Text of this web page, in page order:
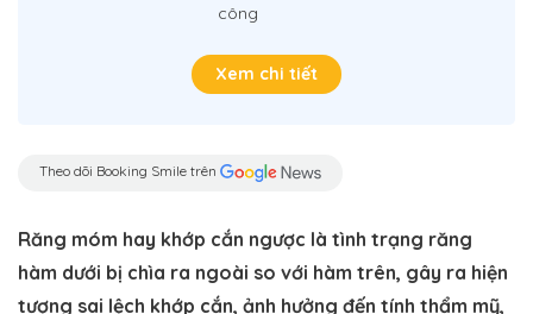
công
Xem chi tiết
Theo dõi Booking Smile trên
Răng móm hay khớp cắn ngược là tình trạng răng
hàm dưới bị chìa ra ngoài so với hàm trên, gây ra hiện
tượng sai lệch khớp cắn, ảnh hưởng đến tính thẩm mỹ,